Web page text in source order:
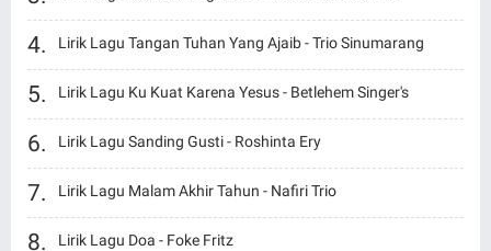
Lirik Lagu Tangan Tuhan Yang Ajaib - Trio Sinumarang
Lirik Lagu Ku Kuat Karena Yesus - Betlehem Singer's
Lirik Lagu Sanding Gusti - Roshinta Ery
Lirik Lagu Malam Akhir Tahun - Nafiri Trio
Lirik Lagu Doa - Foke Fritz